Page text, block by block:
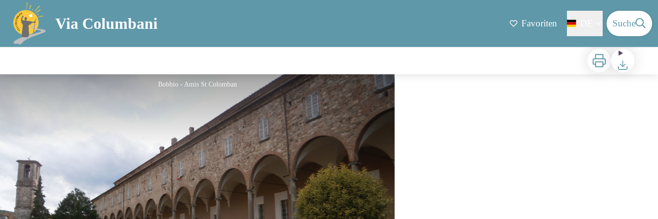
Via Columbani Favoriten Suche
Zu druckenHerunterladen
Bobbio - Amis St Colomban